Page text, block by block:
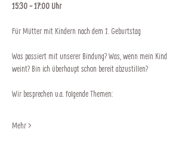
15:30 - 17:00 Uhr
Für Mütter mit Kindern nach dem 1. Geburtstag
Was passiert mit unserer Bindung? Was, wenn mein Kind
weint? Bin ich überhaupt schon bereit abzustillen?
Wir besprechen u.a. folgende Themen:
Mehr >